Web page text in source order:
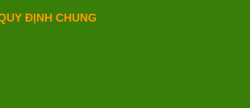
ĐỊNH CHUNG